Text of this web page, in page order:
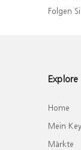
Folgen
Explore
Home
Mein
Märkte